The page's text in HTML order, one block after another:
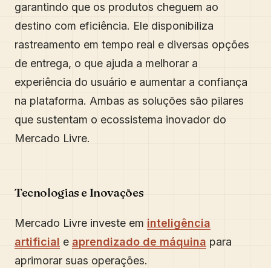
garantindo que os produtos cheguem ao
destino com eficiência. Ele disponibiliza
rastreamento em tempo real e diversas opções
de entrega, o que ajuda a melhorar a
experiência do usuário e aumentar a confiança
na plataforma. Ambas as soluções são pilares
que sustentam o ecossistema inovador do
Mercado Livre.
Tecnologias e Inovações
Mercado Livre investe em inteligência
artificial e aprendizado de máquina para
aprimorar suas operações.